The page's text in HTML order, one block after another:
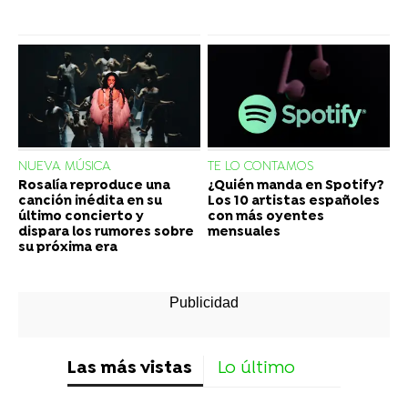
NUEVA MÚSICA
Rosalía reproduce una
canción inédita en su
último concierto y
dispara los rumores sobre
su próxima era
TE LO CONTAMOS
¿Quién manda en Spotify?
Los 10 artistas españoles
con más oyentes
mensuales
Las más vistas Lo último